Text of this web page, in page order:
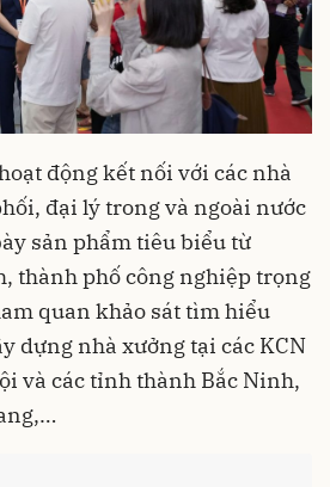
động kết nối với các nhà
đại lý trong và ngoài nước
sản phẩm tiêu biểu từ
thành phố công nghiệp trọng
quan khảo sát tìm hiểu
dựng nhà xưởng tại các KCN
và các tỉnh thành Bắc Ninh,